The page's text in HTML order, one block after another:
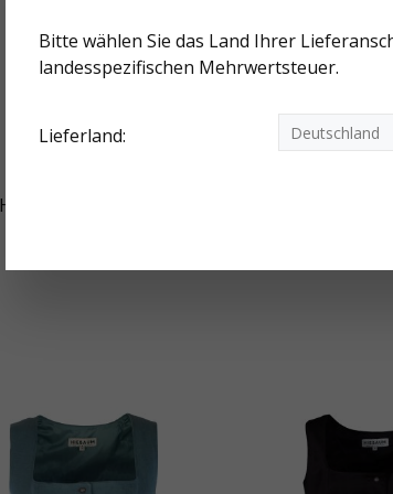
Hiebaum Trägerkleid,
Bitte wählen Sie das Land Ihrer
landesspezifischen Mehrwertsteuer.
Lieferland: